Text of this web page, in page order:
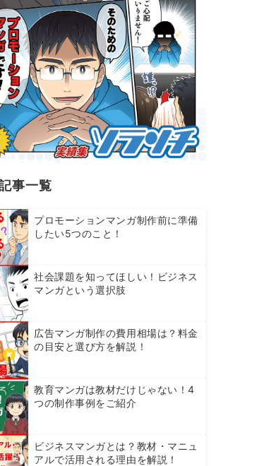
事一覧
プロモーションマンガ制作前に準備
したい5つのこと！
社会課題を知ってほしい！ビジネス
マンガという選択肢
広告マンガ制作の費用相場は？料金
の目安と選び方を解説！
教育マンガは教材だけじゃない！4
つの制作事例をご紹介
ビジネスマンガとは？教材・マニュ
アルで活用される理由を解説！